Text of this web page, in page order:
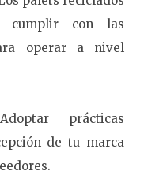
cumplir con las
operar a nivel
prácticas
de tu marca